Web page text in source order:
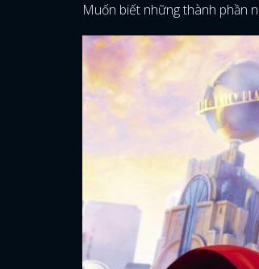
Muốn biết những thành phần